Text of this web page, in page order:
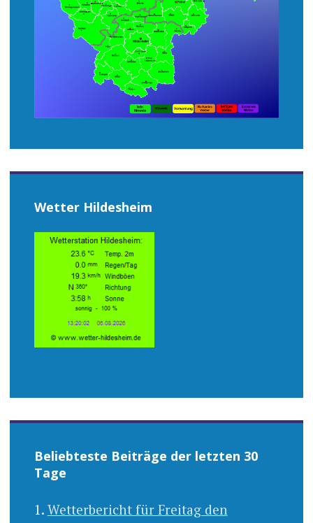
Wetter Hildesheim
Beliebteste Beiträge der letzten 30
Tage
Wetterbericht für Freitag den